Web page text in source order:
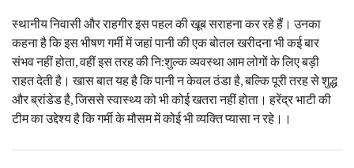
स्थानीय निवासी और राहगीर इस पहल की खूब सराहना कर रहे हैं। उनका
कहना है कि इस भीषण गर्मी में जहां पानी की एक बोतल खरीदना भी कई बार
संभव नहीं होता, वहीं इस तरह की नि:शुल्क व्यवस्था आम लोगों के लिए बड़ी
राहत देती है। खास बात यह है कि पानी न केवल ठंडा है, बल्कि पूरी तरह से शुद्ध
और ब्रांडेड है, जिससे स्वास्थ्य को भी कोई खतरा नहीं होता। हरेंद्र भाटी की
टीम का उद्देश्य है कि गर्मी के मौसम में कोई भी व्यक्ति प्यासा न रहे।।